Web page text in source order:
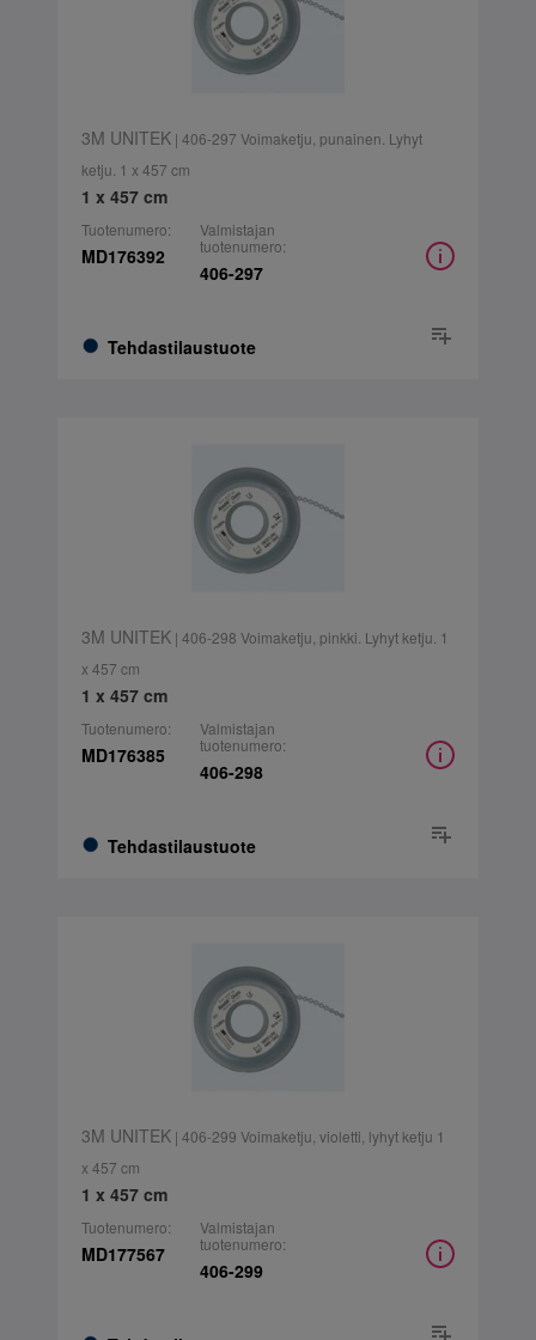
3M UNITEK| 406-297 Voimaketju, punainen. Lyhyt
ketju. 1 x 457 cm
1 x 457 cm
Tuotenumero:
MD176392
Tehdastilaustuote
Valmistajan
tuotenumero:
406-297
3M UNITEK| 406-298 Voimaketju, pinkki. Lyhyt ketju. 1
x 457 cm
1 x 457 cm
Tuotenumero:
MD176385
Tehdastilaustuote
Valmistajan
tuotenumero:
406-298
3M UNITEK| 406-299 Voimaketju, violetti, lyhyt ketju 1
x 457 cm
1 x 457 cm
Tuotenumero:
MD177567
Valmistajan
tuotenumero:
406-299